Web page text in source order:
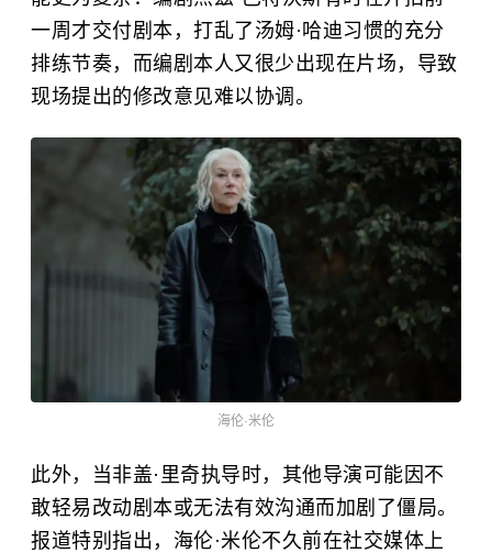
一周才交付剧本，打乱了汤姆·哈迪习惯的充分
排练节奏，而编剧本人又很少出现在片场，导致
现场提出的修改意见难以协调。
海伦·米伦
此外，当非盖·里奇执导时，其他导演可能因不
敢轻易改动剧本或无法有效沟通而加剧了僵局。
报道特别指出，海伦·米伦不久前在社交媒体上